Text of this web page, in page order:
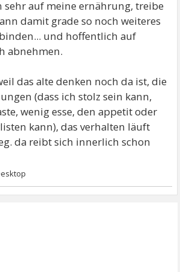
sehr auf meine ernährung, treibe
damit grade so noch weiteres
und hoffentlich auf
abnehmen.
das alte denken noch da ist, die
(dass ich stolz sein kann,
wenig esse, den appetit oder
kann), das verhalten läuft
da reibt sich innerlich schon